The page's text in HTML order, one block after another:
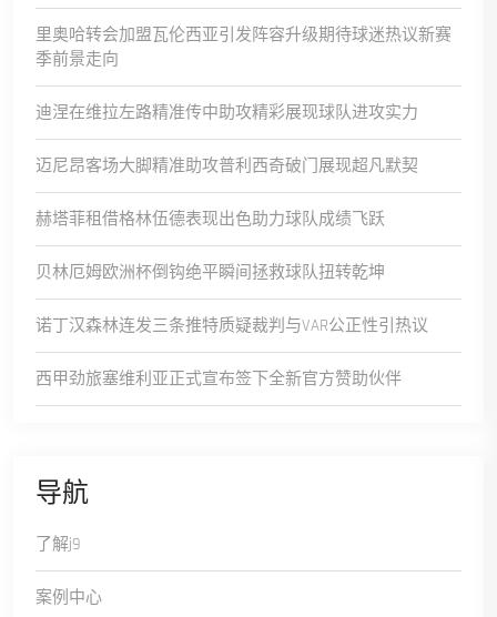
里奥哈转会加盟瓦伦西亚引发阵容升级期待球迷热议新赛
季前景走向
迪涅在维拉左路精准传中助攻精彩展现球队进攻实力
迈尼昂客场大脚精准助攻普利西奇破门展现超凡默契
赫塔菲租借格林伍德表现出色助力球队成绩飞跃
贝林厄姆欧洲杯倒钩绝平瞬间拯救球队扭转乾坤
诺丁汉森林连发三条推特质疑裁判与VAR公正性引热议
西甲劲旅塞维利亚正式宣布签下全新官方赞助伙伴
导航
了解j9
案例中心